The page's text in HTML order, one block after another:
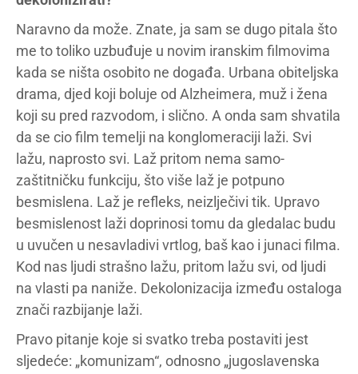
Naravno da može. Znate, ja sam se dugo pitala što
me to toliko uzbuđuje u novim iranskim filmovima
kada se ništa osobito ne događa. Urbana obiteljska
drama, djed koji boluje od Alzheimera, muž i žena
koji su pred razvodom, i slično. A onda sam shvatila
da se cio film temelji na konglomeraciji laži. Svi
lažu, naprosto svi. Laž pritom nema samo-
zaštitničku funkciju, što više laž je potpuno
besmislena. Laž je refleks, neizlječivi tik. Upravo
besmislenost laži doprinosi tomu da gledalac budu
u uvučen u nesavladivi vrtlog, baš kao i junaci filma.
Kod nas ljudi strašno lažu, pritom lažu svi, od ljudi
na vlasti pa naniže. Dekolonizacija između ostaloga
znači razbijanje laži.
Pravo pitanje koje si svatko treba postaviti jest
sljedeće: „komunizam“, odnosno „jugoslavenska